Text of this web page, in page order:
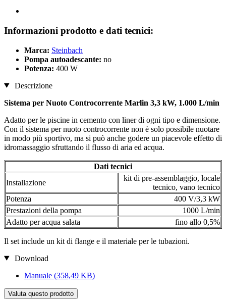
Informazioni prodotto e dati tecnici:
Marca: Steinbach
Pompa autoadescante: no
Potenza: 400 W
Descrizione
Sistema per Nuoto Controcorrente Marlin 3,3 kW, 1.000 L/min
Adatto per le piscine in cemento con liner di ogni tipo e dimensione.
Con il sistema per nuoto controcorrente non è solo possibile nuotare
in modo più sportivo, ma si può anche godere un piacevole effetto di
idromassaggio sfruttando il flusso di aria ed acqua.
Dati tecnici
Installazione
kit di pre-assemblaggio, locale
tecnico, vano tecnico
Potenza
400 V/3,3 kW
Prestazioni della pompa
1000 L/min
Adatto per acqua salata
fino allo 0,5%
Il set include un kit di flange e il materiale per le tubazioni.
Download
Manuale (358,49 KB)
Valuta questo prodotto